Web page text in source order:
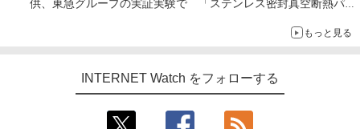
供、東急グループの実証実験で 「ステンレス密封真空断熱パネ
もっと見る
INTERNET Watch をフォローする